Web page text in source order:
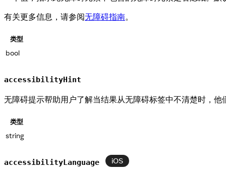
有关更多信息，请参阅无障碍指南。
类型
bool
accessibilityHint
无障碍提示帮助用户了解当结果从无障碍标签中不清楚时，
类型
string
accessibilityLanguage iOS